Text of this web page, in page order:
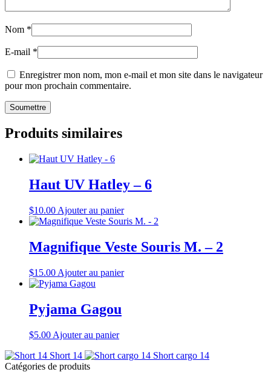
Nom *
E-mail *
Enregistrer mon nom, mon e-mail et mon site dans le navigateur
pour mon prochain commentaire.
Produits similaires
Haut UV Hatley – 6
$10.00 Ajouter au panier
Magnifique Veste Souris M. – 2
$15.00 Ajouter au panier
Pyjama Gagou
$5.00 Ajouter au panier
Short 14
Short cargo 14
Catégories de produits